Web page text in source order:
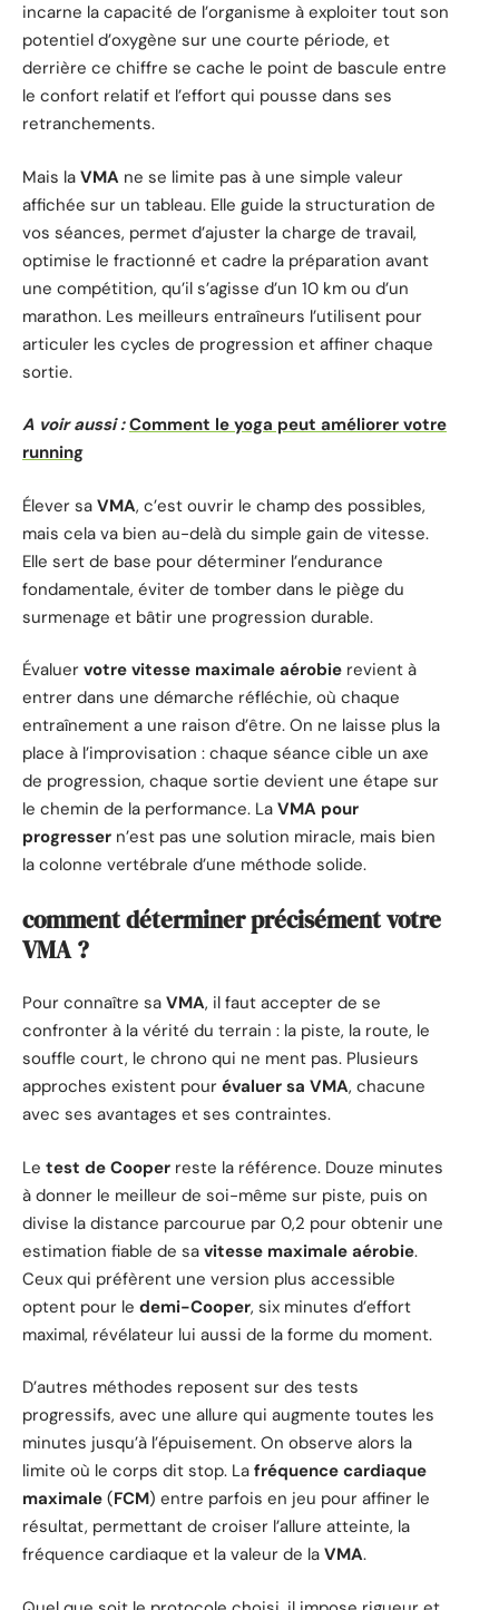
incarne la capacité de l’organisme à exploiter tout son
potentiel d’oxygène sur une courte période, et
derrière ce chiffre se cache le point de bascule entre
le confort relatif et l’effort qui pousse dans ses
retranchements.
Mais la VMA ne se limite pas à une simple valeur
affichée sur un tableau. Elle guide la structuration de
vos séances, permet d’ajuster la charge de travail,
optimise le fractionné et cadre la préparation avant
une compétition, qu’il s’agisse d’un 10 km ou d’un
marathon. Les meilleurs entraîneurs l’utilisent pour
articuler les cycles de progression et affiner chaque
sortie.
A voir aussi : Comment le yoga peut améliorer votre
running
Élever sa VMA, c’est ouvrir le champ des possibles,
mais cela va bien au-delà du simple gain de vitesse.
Elle sert de base pour déterminer l’endurance
fondamentale, éviter de tomber dans le piège du
surmenage et bâtir une progression durable.
Évaluer votre vitesse maximale aérobie revient à
entrer dans une démarche réfléchie, où chaque
entraînement a une raison d’être. On ne laisse plus la
place à l’improvisation : chaque séance cible un axe
de progression, chaque sortie devient une étape sur
le chemin de la performance. La VMA pour
progresser n’est pas une solution miracle, mais bien
la colonne vertébrale d’une méthode solide.
comment déterminer précisément votre
VMA ?
Pour connaître sa VMA, il faut accepter de se
confronter à la vérité du terrain : la piste, la route, le
souffle court, le chrono qui ne ment pas. Plusieurs
approches existent pour évaluer sa VMA, chacune
avec ses avantages et ses contraintes.
Le test de Cooper reste la référence. Douze minutes
à donner le meilleur de soi-même sur piste, puis on
divise la distance parcourue par 0,2 pour obtenir une
estimation fiable de sa vitesse maximale aérobie.
Ceux qui préfèrent une version plus accessible
optent pour le demi-Cooper, six minutes d’effort
maximal, révélateur lui aussi de la forme du moment.
D’autres méthodes reposent sur des tests
progressifs, avec une allure qui augmente toutes les
minutes jusqu’à l’épuisement. On observe alors la
limite où le corps dit stop. La fréquence cardiaque
maximale (FCM) entre parfois en jeu pour affiner le
résultat, permettant de croiser l’allure atteinte, la
fréquence cardiaque et la valeur de la VMA.